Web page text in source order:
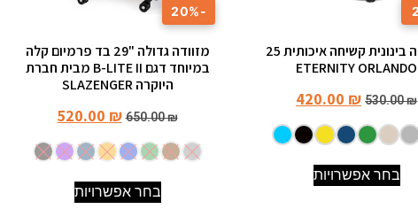
מזוודה בינונית קשיחה איכותית 25
ETERNITY ORLANDO
530.00₪
420.00 ₪
בחר אפשרויות
-20%
מזוודה גדולה "29 בד פרמיום קלה
במיוחד דגם B-LITE II מבית חברת
היוקרה SLAZENGER
650.00₪
520.00 ₪
בחר אפשרויות